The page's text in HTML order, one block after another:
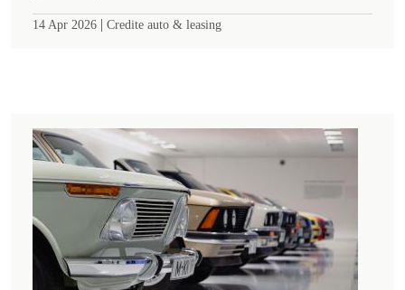
14 Apr 2026 | Credite auto & leasing